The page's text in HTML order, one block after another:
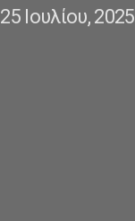
25 Ιουλίου, 2025